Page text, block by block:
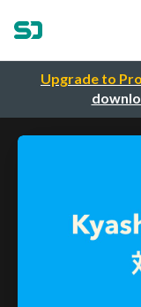
Upgrade to Pro